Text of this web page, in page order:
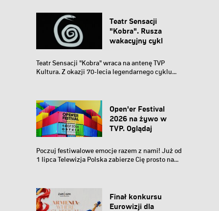
Teatr Sensacji
"Kobra". Rusza
wakacyjny cykl
spektakli...
Teatr Sensacji "Kobra" wraca na antenę TVP
Kultura. Z okazji 70-lecia legendarnego cyklu...
Open'er Festival
2026 na żywo w
TVP. Oglądaj
Poczuj festiwalowe emocje razem z nami! Już od
1 lipca Telewizja Polska zabierze Cię prosto na...
Finał konkursu
Eurowizji dla